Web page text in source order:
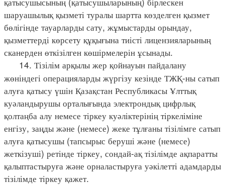
шаруашылық қызметі туралы шартта көзделген қызмет
бөлігінде тауарларды сату, жұмыстарды орындау,
қызметтерді көрсету құқығына тиісті лицензияларының
сканерден өткізілген көшірмелерін ұсынады.
14. Тізілім арқылы жер қойнауын пайдалану
жөніндегі операцияларды жүргізу кезінде ТЖҚ-ны сатып
алуға қатысу үшін Қазақстан Республикасы Ұлттық
куәландырушы орталығында электрондық цифрлық
қолтаңба алу немесе тіркеу куәліктерінің тіркеліміне
енгізу, заңды және (немесе) жеке тұлғаны тізілімге сатып
алуға қатысушы (тапсырыс беруші және (немесе)
жеткізуші) ретінде тіркеу, сондай-ақ тізілімде ақпаратты
қалыптастыруға және орналастыруға уәкілетті адамдарды
тізілімде тіркеу қажет.